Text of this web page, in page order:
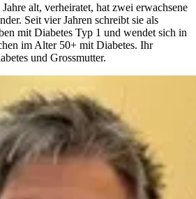
alt, verheiratet, hat zwei erwachsene
Seit vier Jahren schreibt sie als
mit Diabetes Typ 1 und wendet sich in
im Alter 50+ mit Diabetes. Ihr
und Grossmutter.